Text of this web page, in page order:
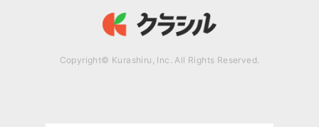
Copyright© Kurashiru, Inc. All Rights Reserved.